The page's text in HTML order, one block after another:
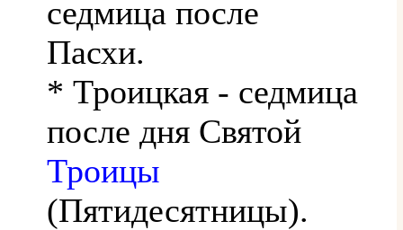
седмица после
Пасхи.
* Троицкая - седмица
после дня Святой
Троицы
(Пятидесятницы).